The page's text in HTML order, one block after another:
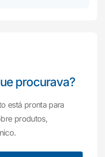
procurava?
está pronta para
produtos,